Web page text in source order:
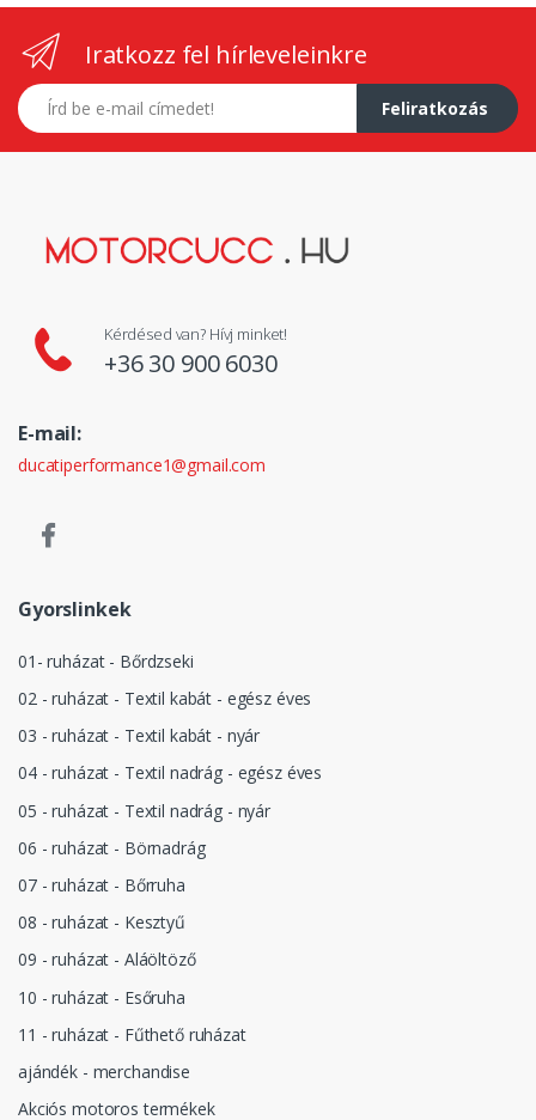
Iratkozz fel hírleveleinkre
E-mail címed
Feliratkozás
Kérdésed van? Hívj minket!
+36 30 900 6030
E-mail:
ducatiperformance1@gmail.com
Gyorslinkek
01- ruházat - Bőrdzseki
02 - ruházat - Textil kabát - egész éves
03 - ruházat - Textil kabát - nyár
04 - ruházat - Textil nadrág - egész éves
05 - ruházat - Textil nadrág - nyár
06 - ruházat - Börnadrág
07 - ruházat - Bőrruha
08 - ruházat - Kesztyű
09 - ruházat - Aláöltöző
10 - ruházat - Esőruha
11 - ruházat - Fűthető ruházat
ajándék - merchandise
Akciós motoros termékek